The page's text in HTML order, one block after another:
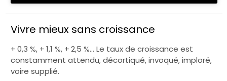
Vivre mieux sans croissance
+ 0,3 %, + 1,1 %, + 2,5 %… Le taux de croissance est
constamment attendu, décortiqué, invoqué, imploré,
voire supplié.